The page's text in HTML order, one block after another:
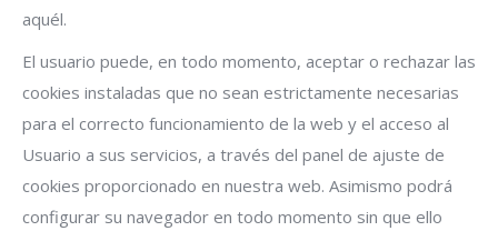
aquél.
El usuario puede, en todo momento, aceptar o rechazar las
cookies instaladas que no sean estrictamente necesarias
para el correcto funcionamiento de la web y el acceso al
Usuario a sus servicios, a través del panel de ajuste de
cookies proporcionado en nuestra web. Asimismo podrá
configurar su navegador en todo momento sin que ello